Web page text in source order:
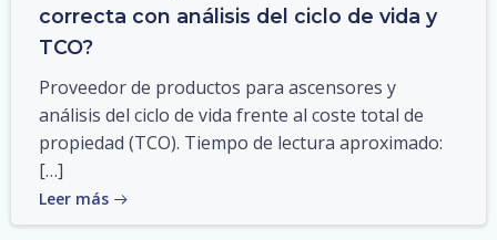
correcta con análisis del ciclo de vida y
TCO?
Proveedor de productos para ascensores y
análisis del ciclo de vida frente al coste total de
propiedad (TCO). Tiempo de lectura aproximado:
[…]
Leer más